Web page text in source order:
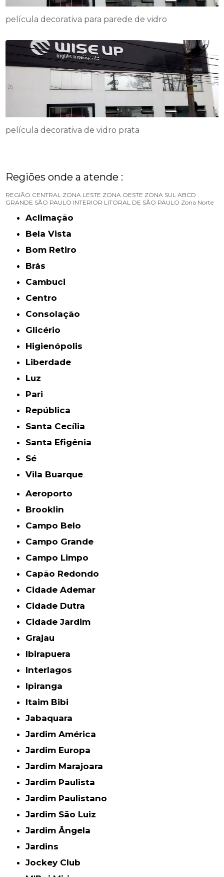
película decorativa para parede de vidro
película decorativa de vidro prata
Regiões onde a atende :
REGIÃO CENTRAL ZONA LESTE ZONA OESTE ZONA SUL ABCD
GRANDE SÃO PAULO INTERIOR LITORAL DE SÃO PAULO Zona Norte
Aclimação
Bela Vista
Bom Retiro
Brás
Cambuci
Centro
Consolação
Glicério
Higienópolis
Liberdade
Luz
Pari
República
Santa Cecília
Santa Efigênia
Sé
Vila Buarque
Aeroporto
Brooklin
Campo Belo
Campo Grande
Campo Limpo
Capão Redondo
Cidade Ademar
Cidade Dutra
Cidade Jardim
Grajau
Ibirapuera
Interlagos
Ipiranga
Itaim Bibi
Jabaquara
Jardim América
Jardim Europa
Jardim Marajoara
Jardim Paulista
Jardim Paulistano
Jardim São Luiz
Jardim Ângela
Jardins
Jockey Club